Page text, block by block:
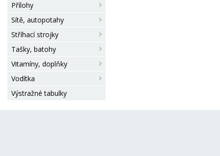
Přílohy
Sítě, autopotahy
Stříhací strojky
Tašky, batohy
Vitamíny, doplňky
Vodítka
Výstražné tabulky